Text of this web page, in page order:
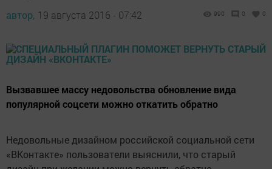
автор, 19 августа 2016 - 07:42 990 0 0
Вызвавшее массу недовольства обновление вида
популярной соцсети можно откатить обратно
Недовольные дизайном российской социальной сети
«ВКонтакте» пользователи выяснили, что старый